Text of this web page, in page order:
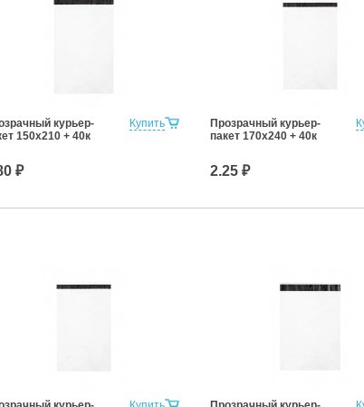
Купить
курьер-
150х210 + 40к
₽
Прозрачный курьер-
пакет 170х240 + 40к
2.25 ₽